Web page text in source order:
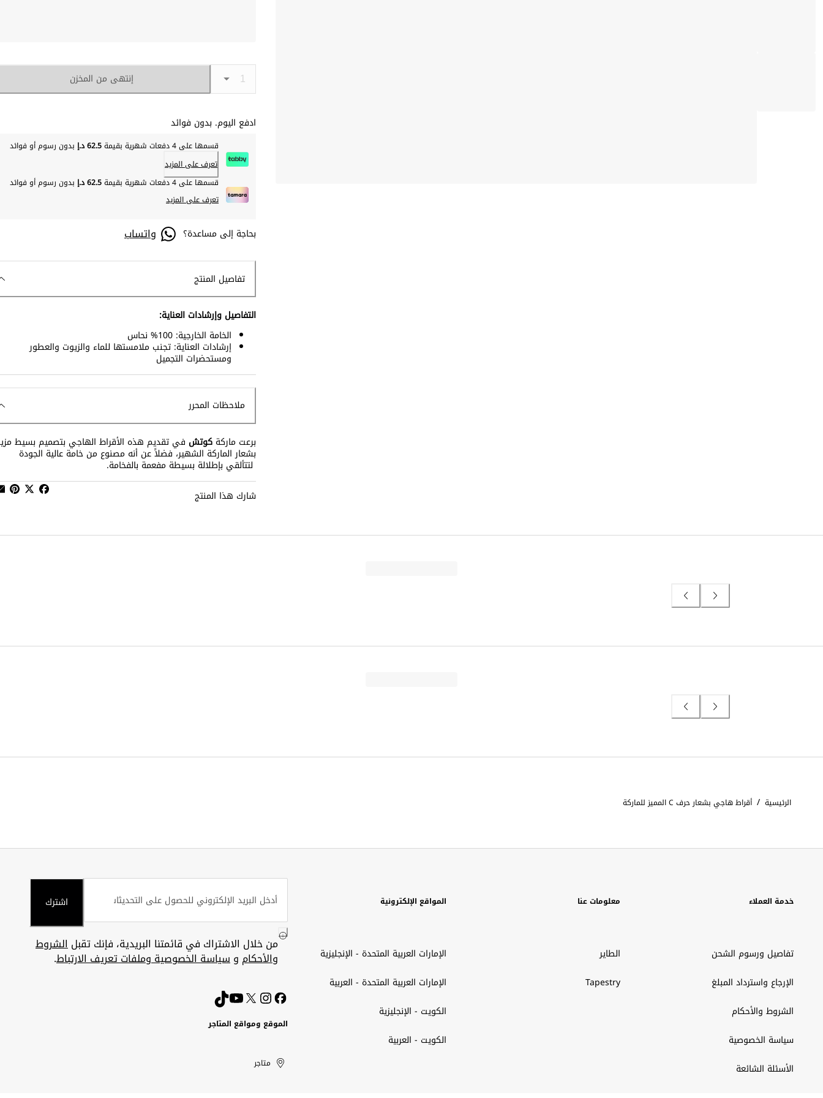
إنتهى من المخزن
ادفع اليوم. بدون فوائد
قسمها على 4 دفعات شهرية بقيمة 62.5 د.إ
بدون رسوم أو فوائد
تعرف على المزيد
قسمها على 4 دفعات شهرية بقيمة
62.5 د.إ
بدون رسوم أو فوائد
تعرف على المزيد
بحاجة إلى مساعدة؟ واتساب
تفاصيل المنتج
التفاصيل وإرشادات العناية:
الخامة الخارجية: 100% نحاس
إرشادات العناية: تجنب ملامستها للماء والزيوت والعطور
ومستحضرات التجميل
ملاحظات المحرر
برعت ماركة كوتش في تقديم هذه الأقراط الهاجي بتصميم بسيط
بشعار الماركة الشهير، فضلاً عن أنه مصنوع من خامة عالية الجودة
لتتألقي بإطلالة بسيطة مفعمة بالفخامة.
شارك هذا المنتج
الرئيسية / أقراط هاجي بشعار حرف C المميز للماركة
خدمة العملاء
تفاصيل ورسوم الشحن
الإرجاع واسترداد المبلغ
الشروط والأحكام
سياسة الخصوصية
الأسئلة الشائعة
معلومات عنا
الطاير
Tapestry
المواقع الإلكترونية
الإمارات العربية المتحدة - الإنجليزية
الإمارات العربية المتحدة - العربية
الكويت - الإنجليزية
الكويت - العربية
اشترك
من خلال الاشتراك في قائمتنا البريدية، فإنك تقبلالشروط
والأحكام وسياسة الخصوصية وملفات تعريف الارتباط.
الموقع ومواقع المتاجر
United
Arab
Kuwait
الإمارات
العربية
الكويت
متاجر